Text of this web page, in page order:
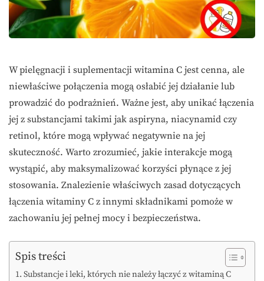
W pielęgnacji i suplementacji witamina C jest cenna, ale
niewłaściwe połączenia mogą osłabić jej działanie lub
prowadzić do podrażnień. Ważne jest, aby unikać łączenia
jej z substancjami takimi jak aspiryna, niacynamid czy
retinol, które mogą wpływać negatywnie na jej
skuteczność. Warto zrozumieć, jakie interakcje mogą
wystąpić, aby maksymalizować korzyści płynące z jej
stosowania. Znalezienie właściwych zasad dotyczących
łączenia witaminy C z innymi składnikami pomoże w
zachowaniu jej pełnej mocy i bezpieczeństwa.
Spis treści
Substancje i leki, których nie należy łączyć z witaminą C